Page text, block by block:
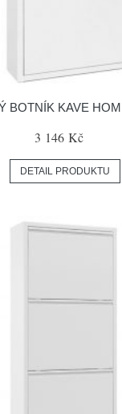
BOTNÍK KAVE
3 146 Kč
DETAIL PRODUKTU